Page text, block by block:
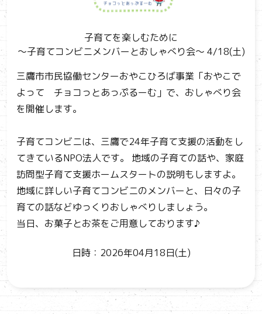
子育てを楽しむために
～子育てコンビニメンバーとおしゃべり会～ 4/18(土)
三鷹市市民協働センターおやこひろば事業「おやこで
よって チョコっとあっぷるーむ」で、おしゃべり会
を開催します。
子育てコンビニは、三鷹で24年子育て支援の活動をし
てきているNPO法人です。 地域の子育ての話や、家庭
訪問型子育て支援ホームスタートの説明もしますよ。
地域に詳しい子育てコンビニのメンバーと、日々の子
育ての話などゆっくりおしゃべりしましょう。
当日、お菓子とお茶をご用意しております♪
日時：2026年04月18日(土)